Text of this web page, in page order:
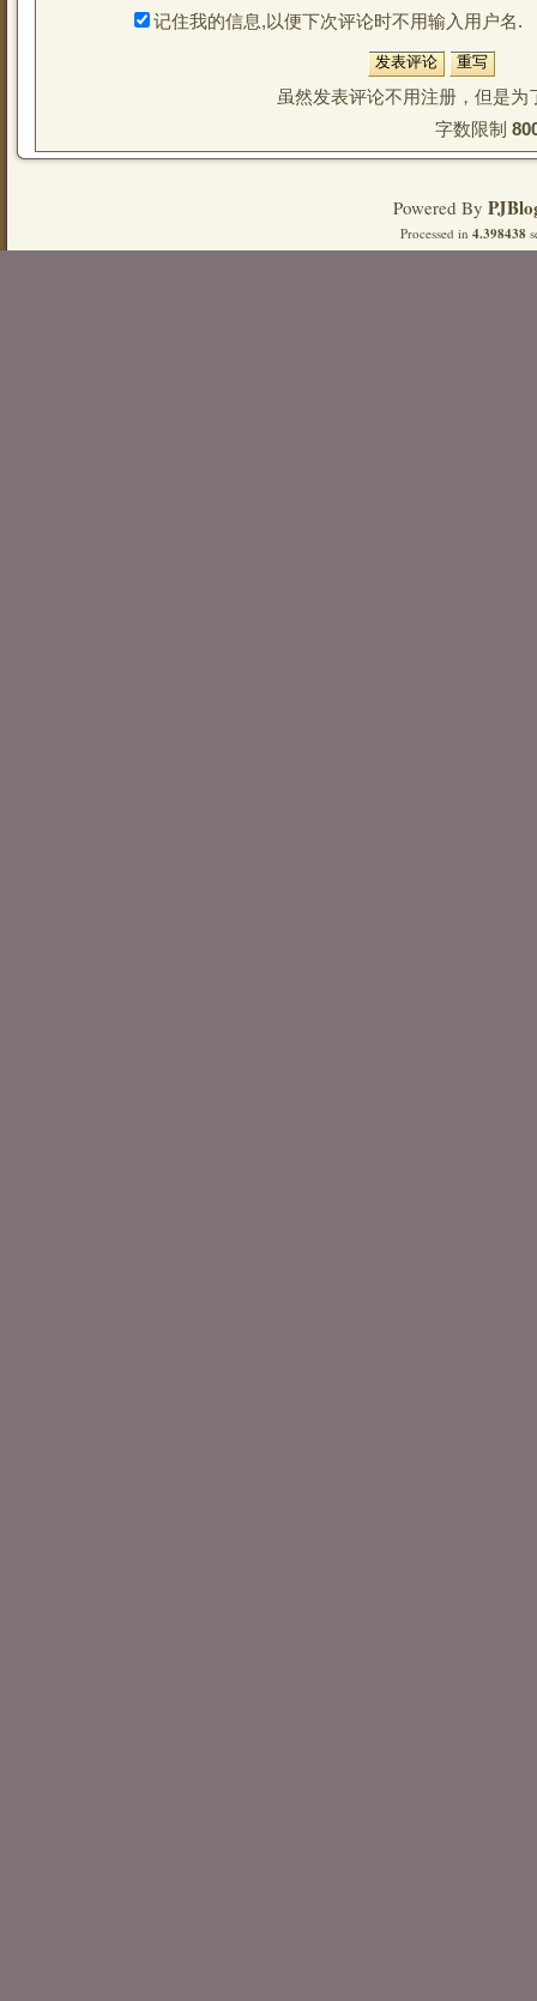
记住我的信息,以便下次评论时不用输入用户名.
虽然发表评论不用注册，但是
字数限制
Powered By
Processed in 4.398438